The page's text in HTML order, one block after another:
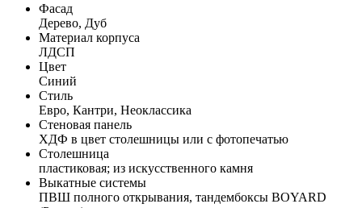
Фасад
Дерево, Дуб
Материал корпуса
ЛДСП
Цвет
Синий
Стиль
Евро, Кантри, Неоклассика
Стеновая панель
ХДФ в цвет столешницы или с фотопечатью
Столешница
пластиковая; из искусственного камня
Выкатные системы
ПВШ полного открывания, тандембоксы BOYARD